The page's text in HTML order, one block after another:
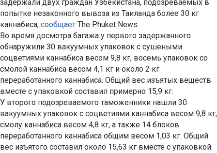
задержали двух граждан Узбекистана, подозреваемых в
попытке незаконного вывоза из Таиланда более 30 кг
каннабиса, сообщает The Phuket News.
Во время досмотра багажа у первого задержанного
обнаружили 30 вакуумных упаковок с сушеными
соцветиями каннабиса весом 9,8 кг, восемь упаковок со
смолой каннабиса весом 4,1 кг и около 2 кг
переработанного каннабиса. Общий вес изъятых веществ
вместе с упаковкой составил примерно 15,9 кг.
У второго подозреваемого таможенники нашли 30
вакуумных упаковок с соцветиями каннабиса весом 9,8 кг,
смолу каннабиса весом 4,8 кг, а также 14 блоков
переработанного каннабиса общим весом 1,03 кг. Общий
вес изъятого составил около 15,63 кг вместе с упаковкой.